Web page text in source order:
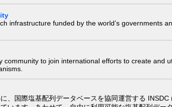
infrastructure funded by the world’s governments
community to join international efforts to create and
、国際塩基配列データベースを協同運営する